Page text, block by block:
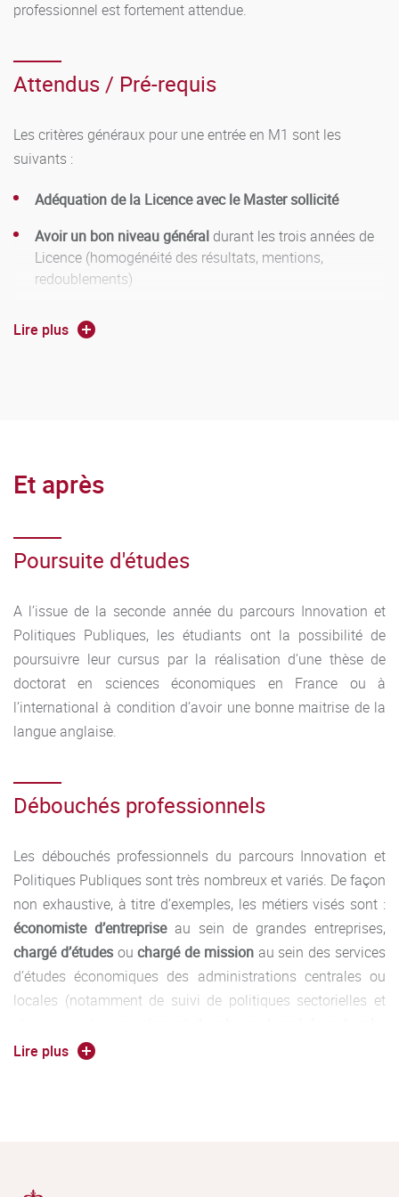
d’application et les enjeux des politiques publiques, en
sensibilisant en particulier sur les aspects
environnementaux et institutionnels du fonctionnement
d’une économie.
Compétences transversales et professionnalisation
objectif d’accompagner les étudiants dans leur projet
professionnel et dans leur recherche de stage. Des cours
d’anglais font partie de cette UE.
professionnel est fortement attendue.
Attendus / Pré-requis
Les critères généraux pour une entrée en M1 sont les
suivants :
Adéquation de la Licence avec le Master sollicité
Avoir un bon niveau général durant les trois années de
Licence (homogénéité des résultats, mentions,
redoublements)
macroéconomie et outils quantitatifs
anglaisest souhaité
validation d’un M1 jugé équivalent à celui de la formation,
avec de résultats réguliers et reflétant un bon niveau
général, et en particulier dans les blocs fondamentaux.
L’adéquation du cursus préalable et du projet professionnel
des candidats avec l’orientation du master est également
prise en compte. Un niveau intermédiaire (ou supérieur) en
Lire plus
Et après
Poursuite d'études
A l’issue de la seconde année du parcours Innovation et
Politiques Publiques, les étudiants ont la possibilité de
poursuivre leur cursus par la réalisation d’une thèse de
doctorat en sciences économiques en France ou à
l’international à condition d’avoir une bonne maitrise de la
langue anglaise.
Débouchés professionnels
Les débouchés professionnels du parcours Innovation et
Politiques Publiques sont très nombreux et variés. De façon
non exhaustive, à titre d’exemples, les métiers visés sont :
économiste d’entreprise au sein de grandes entreprises,
chargé d’études ouchargé de missionau sein des services
d’études économiques des administrations centrales ou
locales (notamment de suivi de politiques sectorielles et
au sein d’organismes de recherche (CNRS,…) et
Lire plus